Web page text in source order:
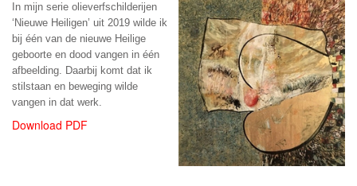
In mijn serie olieverfschilderijen
‘Nieuwe Heiligen’ uit 2019 wilde ik
bij één van de nieuwe Heilige
geboorte en dood vangen in één
afbeelding. Daarbij komt dat ik
stilstaan en beweging wilde
vangen in dat werk.
Download PDF